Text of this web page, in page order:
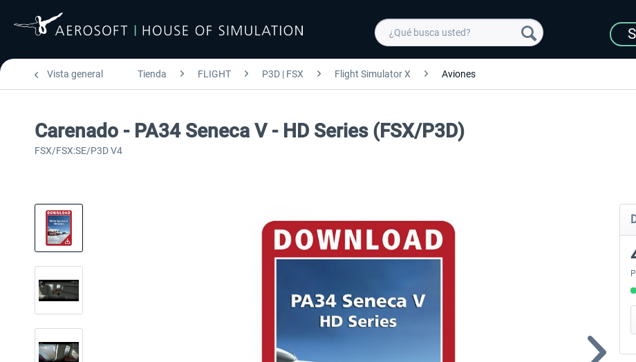
Vista general Tienda FLIGHT P3D | FSX Flight Simulator X Aviones
Carenado - PA34 Seneca V - HD Series (FSX/P3D)
FSX/FSX:SE/P3D V4